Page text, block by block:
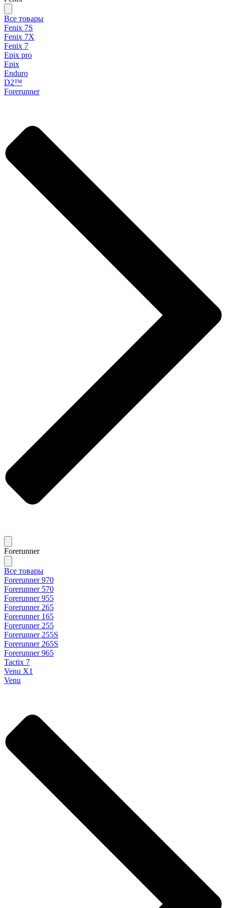
Все товары
Fenix 7S
Fenix 7X
Fenix 7
Epix pro
Epix
Enduro
D2™
Forerunner
Forerunner
Все товары
Forerunner 970
Forerunner 570
Forerunner 955
Forerunner 265
Forerunner 165
Forerunner 255
Forerunner 255S
Forerunner 265S
Forerunner 965
Tactix 7
Venu X1
Venu